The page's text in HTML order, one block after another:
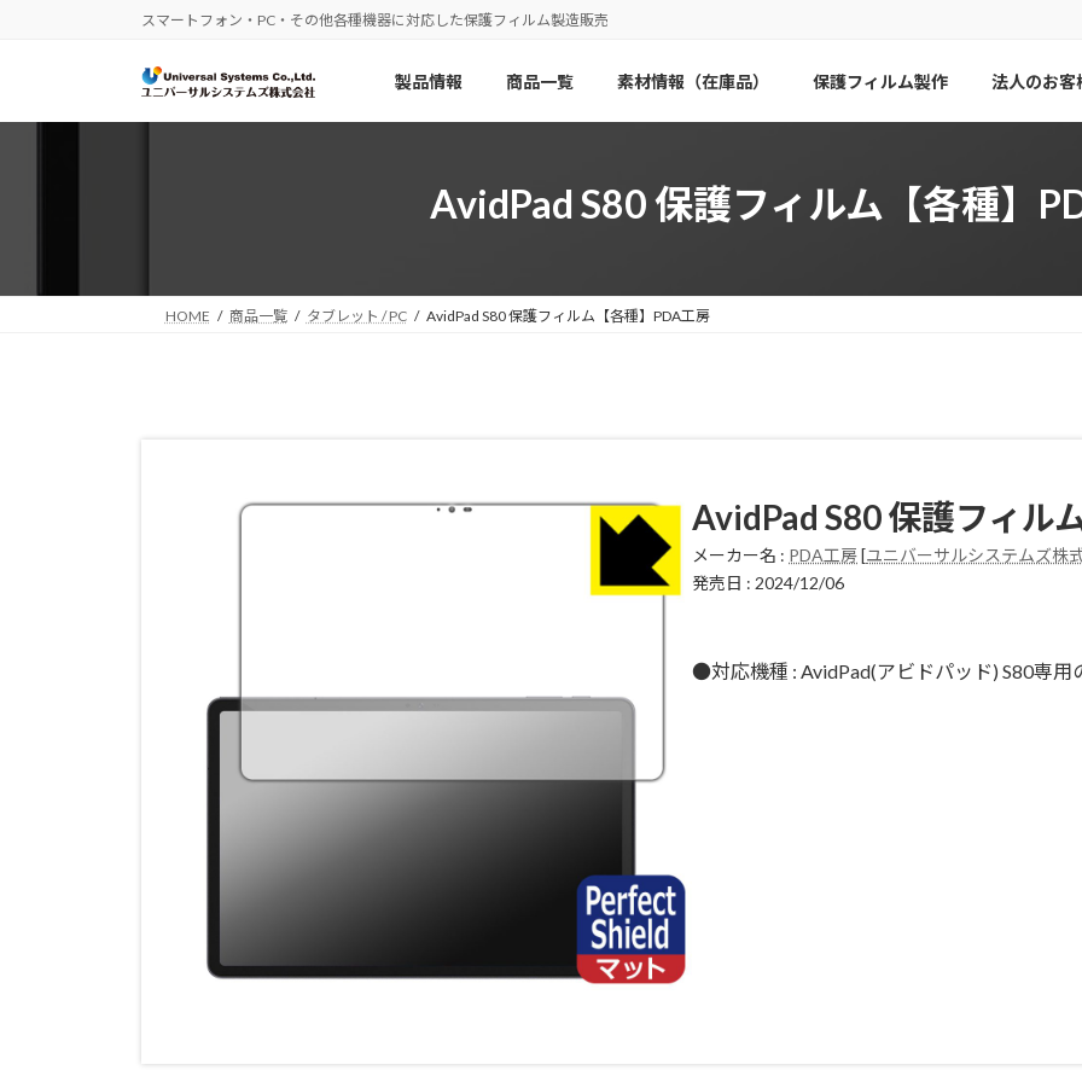
ツ
シ
スマートフォン・PC・その他各種機器に対応した保護フィルム製造販売
製品情報 商品一覧 素材情報（在庫品） 保護フィルム製作 法人のお客
AvidPad S80 保護フィルム【各種】
HOME 商品一覧 タブレット / PC AvidPad S80 保護フィルム【各種】PDA工房
AvidPad S80保護フィル
メーカー名 : PDA工房[ユニバーサルシステムズ株
発売日 : 2024/12/06
●対応機種 : AvidPad(アビドパッド) S80専用